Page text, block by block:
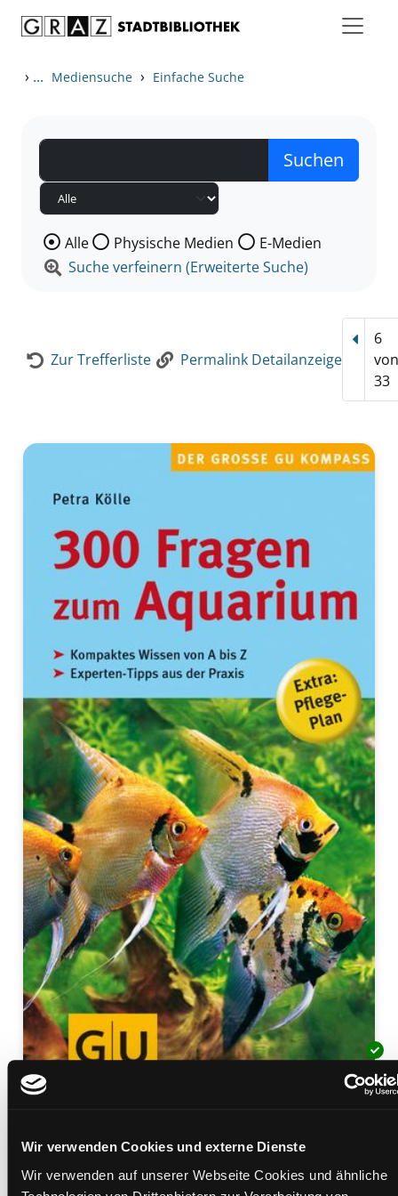
Wir verwenden Cookies und externe Dienste
Wir verwenden auf unserer Webseite Cookies und ähnliche
› ... Mediensuche › Einfache Suche
Wählen Sie die Medienart nach der Sie suchen wollen.
Alle Physische Medien
E-Medien
Suche verfeinern (Erweiterte Suche)
Zur Trefferliste Permalink Detailanzeige
6
33
kompaktes Wissen von A bis Z, Experten-Tipps aus
Mediengruppe:Sachbuch